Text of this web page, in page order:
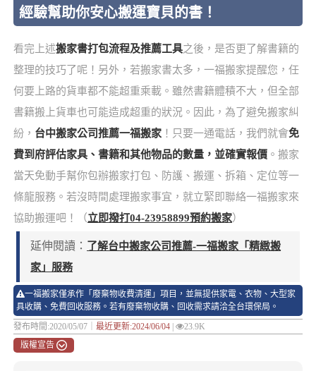
經驗幫助你安心搬運寶貝的書！
看完上述搬家書打包流程及推薦工具之後，是否更了解書籍的
整理的技巧了呢！另外，若搬家書太多，一福搬家提醒您，任
何要上路的貨車都不能超重乘載。雖然書籍體積不大，但全部
書籍搬上貨車也可能造成超重的狀況。因此，為了避免搬家糾
紛， 台中搬家公司推薦一福搬家！只要一通電話，我們就會免
費到府評估家具、書籍和其他物品的數量，並確實報價。搬家
當天免動手幫你包辦搬家打包、防護、搬運、拆箱、定位等一
條龍服務。若沒時間處理搬家事宜，就立緊即聯絡一福搬家來
協助搬運吧！（立即撥打04-23958899預約搬家）
延伸閱讀： 了解台中搬家公司推薦-一福搬家「精緻搬
家」服務
一福搬家僅承作「廢棄物收費清運」項目，並無提供家電、衣物、大型家
具收購、免費回收服務。若有廢棄物收購、回收需求請洽全台環保局。
發布時間:2020/05/07｜ 最近更新:2024/06/04|
23.9K
版權宣告